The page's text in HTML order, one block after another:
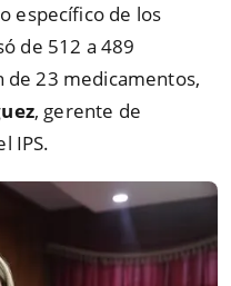
específico de los
de 512 a 489
de 23 medicamentos,
, gerente de
IPS.